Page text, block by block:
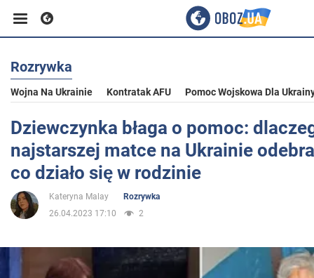
Biznes
Sport
Rozrywka
Życie
Polityka
Rozrywka
Wojna Na Ukrainie Kontratak AFU Pomoc Wojskowa Dla
Dziewczynka błaga o pomoc:
najstarszej matce na Ukrainie
co działo się w rodzinie
Kateryna Malay
Rozrywka
26.04.2023 17:10
2